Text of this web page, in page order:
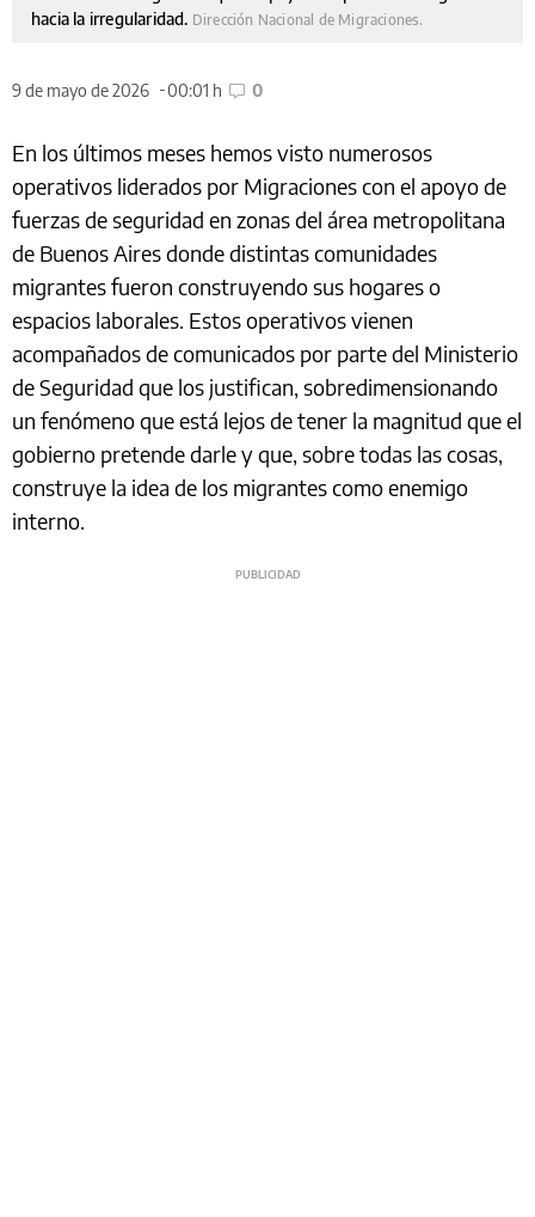
hacia la irregularidad. Dirección Nacional de Migraciones.
9 de mayo de 2026 00:01 h 0
En los últimos meses hemos visto numerosos
operativos liderados por Migraciones con el apoyo de
fuerzas de seguridad en zonas del área metropolitana
de Buenos Aires donde distintas comunidades
migrantes fueron construyendo sus hogares o
espacios laborales. Estos operativos vienen
acompañados de comunicados por parte del Ministerio
de Seguridad que los justifican, sobredimensionando
un fenómeno que está lejos de tener la magnitud que el
gobierno pretende darle y que, sobre todas las cosas,
construye la idea de los migrantes como enemigo
interno.